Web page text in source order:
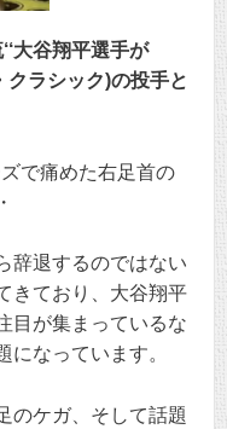
大谷翔平選手が
ラシック)の投手と
で痛めた右足首の
辞退するのではない
きており、大谷翔平
目が集まっているな
なっています。
のケガ、そして話題